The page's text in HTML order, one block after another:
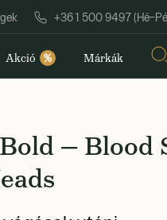
+36 1 500 9497
Akció % Márkák
— Blood